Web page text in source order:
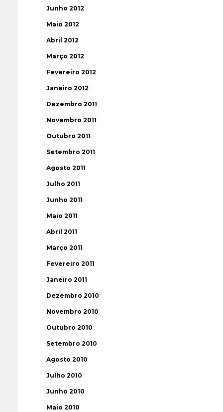
Junho 2012
Maio 2012
Abril 2012
Março 2012
Fevereiro 2012
Janeiro 2012
Dezembro 2011
Novembro 2011
Outubro 2011
Setembro 2011
Agosto 2011
Julho 2011
Junho 2011
Maio 2011
Abril 2011
Março 2011
Fevereiro 2011
Janeiro 2011
Dezembro 2010
Novembro 2010
Outubro 2010
Setembro 2010
Agosto 2010
Julho 2010
Junho 2010
Maio 2010